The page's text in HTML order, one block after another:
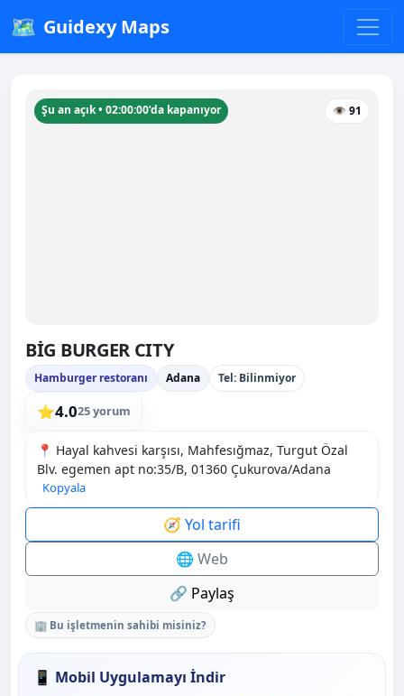
🗺️ Guidexy Maps
Şu an açık • 02:00:00’da kapanıyor 👁 91
BİG BURGER CITY
Hamburger restoranı Adana Tel: Bilinmiyor
⭐4.025 yorum
📍 Hayal kahvesi karşısı, Mahfesığmaz, Turgut Özal
Blv. egemen apt no:35/B, 01360 Çukurova/Adana
Kopyala
🧭 Yol tarifi
🌐 Web
🔗 Paylaş
🏢 Bu işletmenin sahibi misiniz?
📱 Mobil Uygulamayı İndir